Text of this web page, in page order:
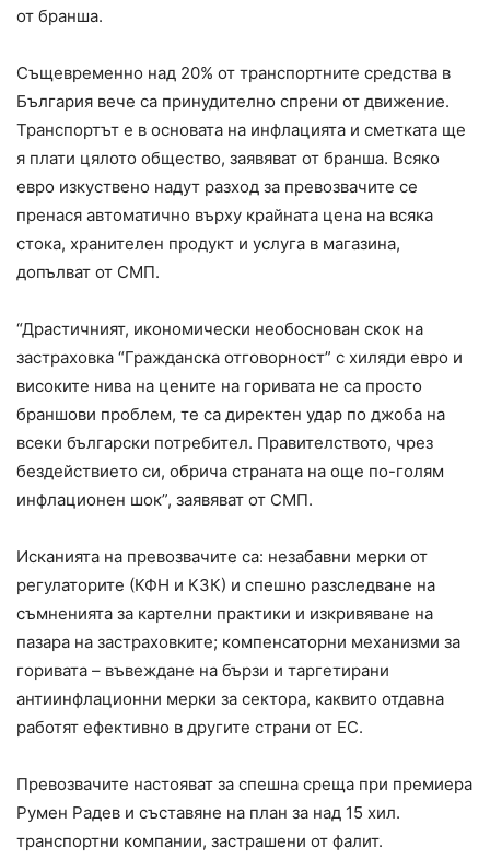
от бранша.
Същевременно над 20% от транспортните средства в
България вече са принудително спрени от движение.
Транспортът е в основата на инфлацията и сметката ще
я плати цялото общество, заявяват от бранша. Всяко
евро изкуствено надут разход за превозвачите се
пренася автоматично върху крайната цена на всяка
стока, хранителен продукт и услуга в магазина,
допълват от СМП.
“Драстичният, икономически необоснован скок на
застраховка “Гражданска отговорност” с хиляди евро и
високите нива на цените на горивата не са просто
браншови проблем, те са директен удар по джоба на
всеки български потребител. Правителството, чрез
бездействието си, обрича страната на още по-голям
инфлационен шок”, заявяват от СМП.
Исканията на превозвачите са: незабавни мерки от
регулаторите (КФН и КЗК) и спешно разследване на
съмненията за картелни практики и изкривяване на
пазара на застраховките; компенсаторни механизми за
горивата – въвеждане на бързи и таргетирани
антиинфлационни мерки за сектора, каквито отдавна
работят ефективно в другите страни от ЕС.
Превозвачите настояват за спешна среща при премиера
Румен Радев и съставяне на план за над 15 хил.
транспортни компании, застрашени от фалит.